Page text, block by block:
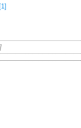
[1]